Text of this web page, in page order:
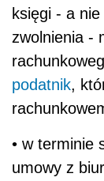
księgi - a
zwolnienia -
podatnik,
• w terminie
umowy z